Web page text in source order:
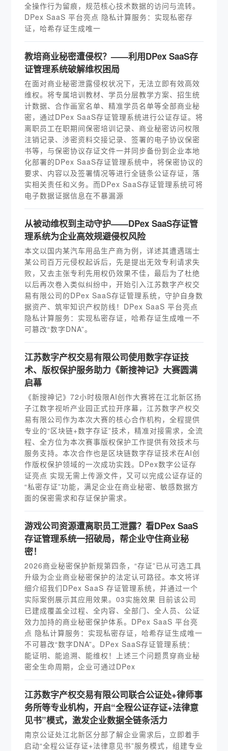
全操作行为留痕，规范核心技术数据的访问与流转。
DPex SaaS 平台亮点 隐私计算服务：实现私密存
证，哈希存证生成唯一
教培商业秘密遭侵权？——利用DPex SaaS存
证管理系统破解维权困局
在面对商业秘密泄露侵权状况下，无法立即有效高效
维权。将专属培训教材、学员分层教学方案、招生统
计数据、合作画室名单、精准学员名单等全部商业秘
密，通过DPex SaaS存证管理系统进行公证存证。将
离职员工在职期间保密培训记录、商业秘密访问权限
注销记录、涉密资料交接记录、签署的电子协议保密
书等，与保密协议存证文件一并同步备份到企业本地
化部署的DPex SaaS存证管理系统中，将保密协议的
要求、内容以及签署情况等进行全链条公证存证，落
实相关责任和义务。而DPex SaaS存证管理系统可将
电子数据证据信息在不暴漏源
从被动维权到主动守护——DPex SaaS存证管
理系统为企业高效规避侵权风险
本文以国内某汽车用品生产商为例，详述其遭遇瑞士
某公司百万元侵权起诉后，先是提出无效专利请求失
败，又去主张专利先用权仍效果不佳，最后为了杜绝
以后再次卷入类似纠纷中，开始引入江苏数字产权交
易有限公司的DPex SaaS存证管理系统，守护自身数
据资产、筑牢知识产权防线！DPex SaaS 平台亮点
隐私计算服务：实现私密存证，哈希存证生成唯一不
可篡改“数字DNA”。
江苏数字产权交易有限公司使用数字存证技
术、版权保护服务助力《新搜神记》大赛圆满
启幕
《新搜神记》72小时极限AI创作大赛将在江北新区扬
子江数字视听产业园正式拉开序幕，江苏数字产权交
易有限公司作为本次大赛的核心合作机构，全程提供
专业的“区块链+数字存证”技术，精准对接需求，全流
程、全方位为本次赛事版权保护工作提供有效技术与
服务支持。本次合作也是区块链数字存证技术在AI创
作版权保护领域的一次成功实践。DPex数字公证存
证亮点 实现无需上传源文件，又可以完成公证存证的
“私密存证”功能，满足企业在商业秘密、敏感数据方
面的保密需求和存证保护需求。
游戏公司资源遭离职员工泄露？看DPex SaaS
存证管理系统一招破局，帮企业守住商业秘
密！
2026商业秘密保护新规第四条，“存证”已从可选工具
升级为企业商业秘密保护的法定认可路径。本文将详
细介绍我们DPex SaaS 存证管理系统，并通过一个
实际案例展示其应用效果。03实施效果 目前该公司
已建成覆盖全过程、全内容、全部门、全人员、公证
效力加持的商业秘密保护体系。DPex SaaS 平台亮
点 隐私计算服务：实现私密存证，哈希存证生成唯一
不可篡改“数字DNA”。DPex SaaS存证管理系统：
能证明、能追溯、能维权！上述三个问题贯穿商业秘
密全生命周期，企业可通过DPex
江苏数字产权交易有限公司联合公证处+律师事
务所等专业机构，开启“全程公证存证+法律意
见书”模式，激发企业数据全链条活力
南京公证处江北新区分部了解企业需求后，立即着手
启动“全程公证存证+法律意见书”服务模式，组建专业